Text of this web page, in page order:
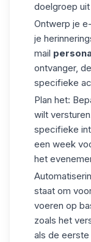
doelgroep
Ontwerp je
je
mail
ontvanger,
specifieke
Plan het:
wilt
specifieke
een week
het
staat om
voeren op
zoals het
als de